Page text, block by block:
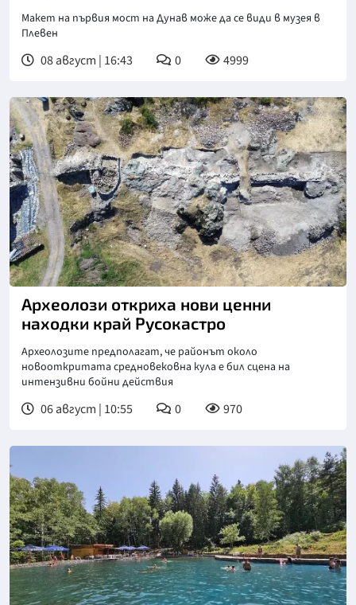
Макет на първия мост на Дунав може да се види в музея в
Плевен
08 август | 16:43 0 4999
Археолози откриха нови ценни
находки край Русокастро
Археолозите предполагат, че районът около
новооткритата средновековна кула е бил сцена на
интензивни бойни действия
06 август | 10:55 0 970